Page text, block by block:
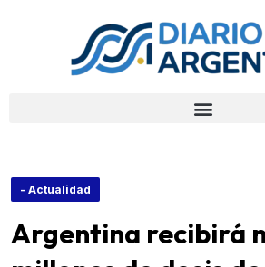
- Actualidad
Argentina recibirá